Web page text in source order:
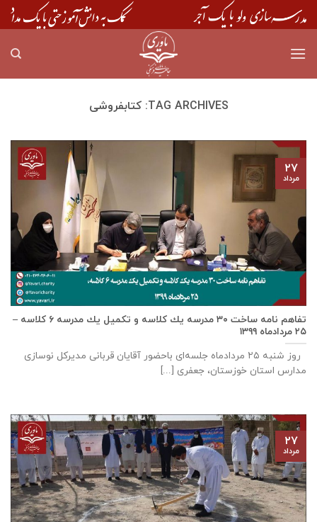
Skip
to
TAG ARCHIVES: کتابفروشی
تفاهم نامه ساخت ٣٠ مدرسه يك كلاسه و تكميل يك مدرسه ٦ كلاسه –
۲۵ مردادماه ۱۳۹۹
روز شنبه ۲۵ مردادماه جلسه‌ای باحضور آقايان قربانی مديركل نوسازی
مدارس استان خوزستان، جعفری [...]
۲۷
مرداد
۲۷
مرداد